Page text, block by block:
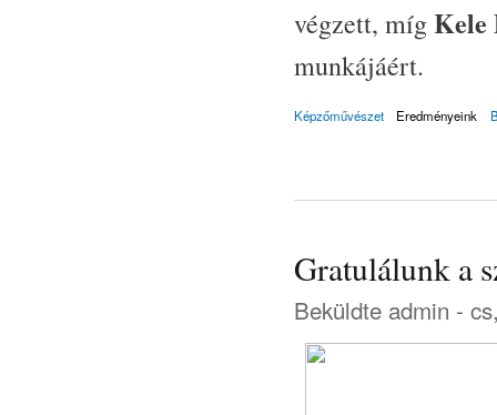
végzett, mígKele
munkájáért.
Képzőművészet Eredményeink
Gratulálunk a
Beküldte admin -